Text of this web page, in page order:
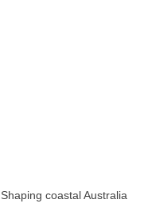
coastal Australia